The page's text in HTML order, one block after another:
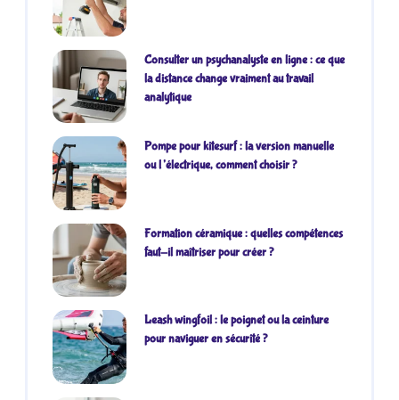
Consulter un psychanalyste en ligne : ce que
la distance change vraiment au travail
analytique
Pompe pour kitesurf : la version manuelle
ou l’électrique, comment choisir ?
Formation céramique : quelles compétences
faut-il maîtriser pour créer ?
Leash wingfoil : le poignet ou la ceinture
pour naviguer en sécurité ?